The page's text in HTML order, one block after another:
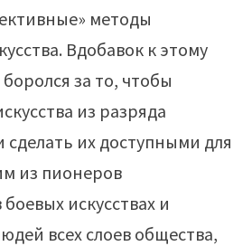
методы
Вдобавок к этому
за то, чтобы
из разряда
их доступными для
из пионеров
искусствах и
всех слоев общества,